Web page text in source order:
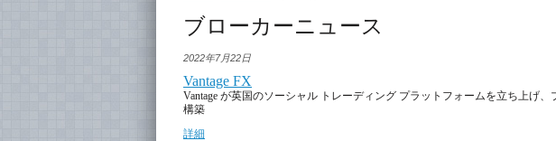
ブローカーニュース
2022年7月22日
Vantage FX
Vantage が英国のソーシャル トレーディング プラットフォームを立ち上げ
構築
詳細